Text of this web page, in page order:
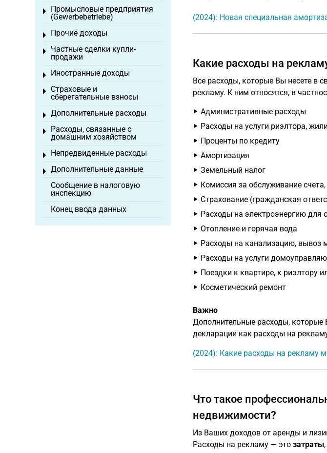
(2024): Новая специальная
Какие расходы на
Все расходы, которые Вы несете в
рекламу. К ним относятся, в
Административные расходы
Расходы на услуги риэлтора,
Проценты по кредиту
Амортизация
Земельный налог
Комиссия за обслуживание
Страхование (гражданская
Расходы на электроэнергию для
Отопление и горячая вода
Расходы на канализацию, вывоз
Расходы на услуги
Поездки к квартире, к риэлтору
Косметический ремонт
Важно
Дополнительные расходы,
декларации как расходы на
(2024): Какие расходы на рекламу
Что такое
недвижимости?
Из Ваших доходов от аренды и
Расходы на рекламу — это затраты
Промысловые предприятия
(Gewerbebetriebe)
Toggle menu
Прочие доходы
Toggle menu
Частные сделки купли-
продажи
Toggle menu
Иностранные доходы
Toggle menu
Страховые и
сберегательные взносы
Toggle menu
Дополнительные расходы
Toggle menu
Расходы, связанные с
домашним хозяйством
Toggle menu
Непредвиденные расходы
Toggle menu
Дополнительные данные
Toggle menu
Сообщение в налоговую
инспекцию
Конец ввода данных